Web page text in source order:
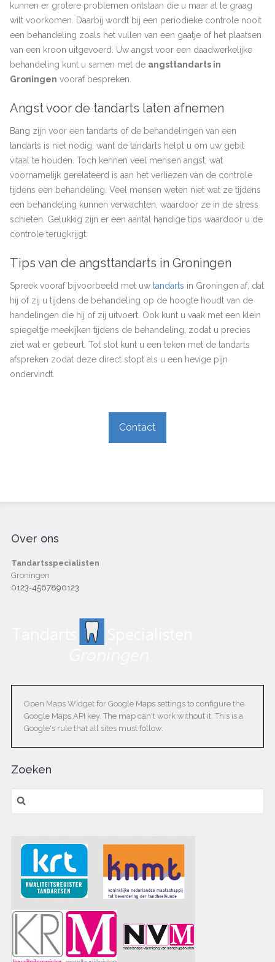
kunnen er grotere problemen ontstaan die u maar al te graag
wilt voorkomen. Daarbij wordt bij een periodieke controle nooit
een behandeling zoals het vullen van een gaatje of het plaatsen
van een kroon uitgevoerd. Uw angst voor een daadwerkelijke
behandeling kunt u samen met de angsttandarts in
Groningen vooraf bespreken.
Angst voor de tandarts laten afnemen
Bang zijn voor een tandarts of de behandelingen van een
tandarts is niet nodig, want de tandarts helpt u om uw gebit
vitaal te houden. Toch kennen veel mensen angst, wat
voornamelijk gerelateerd is aan het verliezen van de controle
tijdens een behandeling. Veel mensen weten niet wat ze tijdens
een behandeling kunnen verwachten, waardoor ze in de stress
schieten. Gelukkig zijn er een aantal handige tips waardoor u de
controle terugkrijgt.
Tips van de angsttandarts in Groningen
Spreek vooraf bijvoorbeeld met uw tandarts in Groningen af, dat
hij of zij u tijdens de behandeling op de hoogte houdt van de
handelingen die hij of zij uitvoert. Ook kunt u vaak met een klein
spiegeltje meekijken tijdens de behandeling, zodat u precies
ziet wat er gebeurt. Tot slot kunt u een teken met de tandarts
afspreken zodat deze direct stopt als u een hevige pijn
ondervindt.
Contact
Over ons
Tandartsspecialisten
Groningen
0123-4567890123
Open Maps Widget for Google Maps settings to configure the
Google Maps API key. The map can't work without it. This is a
Google's rule that all sites must follow.
Zoeken
Zoeken naar: